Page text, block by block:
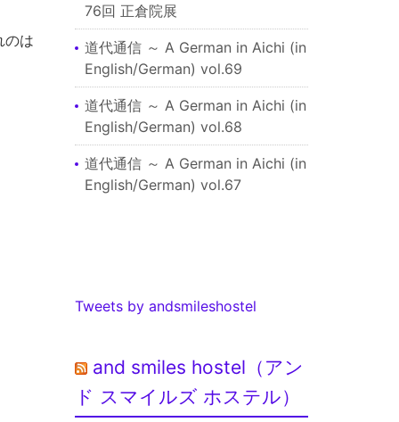
のは
76回 正倉院展
道代通信 ～ A German in Aichi (in
English/German) vol.69
道代通信 ～ A German in Aichi (in
English/German) vol.68
道代通信 ～ A German in Aichi (in
English/German) vol.67
Tweets by andsmileshostel
and smiles hostel（アン
ド スマイルズ ホステル）